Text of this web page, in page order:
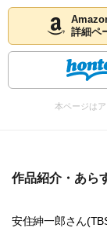
詳細ペ
本ページは
作品紹介・あら
安住紳一郎さん